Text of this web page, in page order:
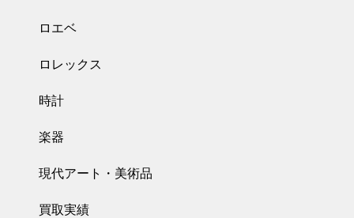
ロエベ
ロレックス
時計
楽器
現代アート・美術品
買取実績